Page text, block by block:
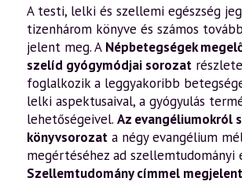
A testi, lelki és szellemi egészség
tizenhárom könyve és számos
jelent meg. A Népbetegségek
szelíd gyógymódjai sorozat
foglalkozik a leggyakoribb
lelki aspektusaival, a gyógyulás
lehetőségeivel. Az evangéliumokról
könyvsorozat a négy evangélium
megértéséhez ad szellemtudományi
Szellemtudomány címmel